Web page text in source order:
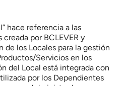
hace referencia a las
por BCLEVER y
de los Locales para la gestión
Servicios en los
del Local está integrada con
por los Dependientes